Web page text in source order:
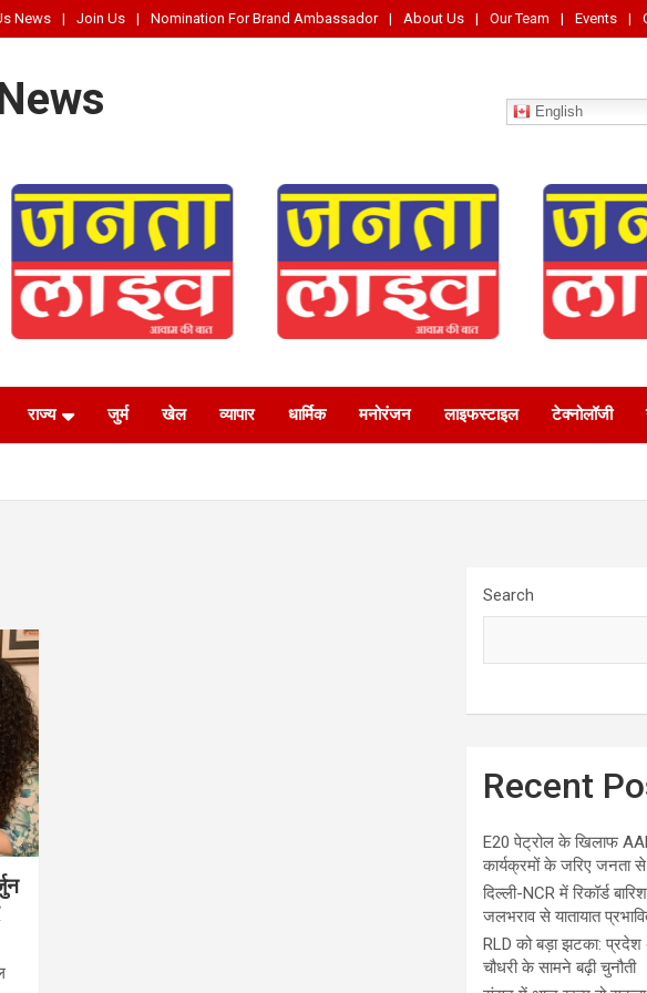
News Join Us Nomination For Brand Ambassador About Us Our Team Events
English
राज्य जुर्म खेल व्यापार धार्मिक मनोरंजन लाइफस्‍टाइल टेक्नोलॉजी
Search
Recent
E20 पेट्रोल के खिलाफ
कार्यक्रमों के जरिए जनता से
दिल्ली-NCR में रिकॉर्ड
जलभराव से यातायात
RLD को बड़ा झटका: प्रदेश
चौधरी के सामने बढ़ी चुनौती